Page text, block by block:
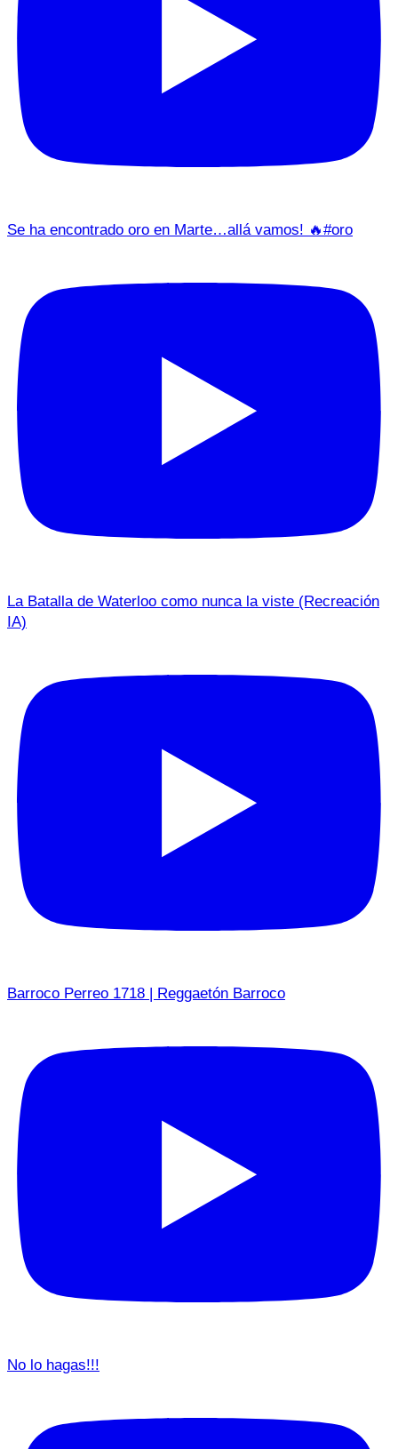
Se ha encontrado oro en Marte…allá vamos! 🔥#oro
La Batalla de Waterloo como nunca la viste (Recreación
IA)
Barroco Perreo 1718 | Reggaetón Barroco
No lo hagas!!!